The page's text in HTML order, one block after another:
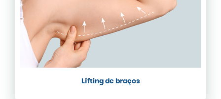
Lífting de braços